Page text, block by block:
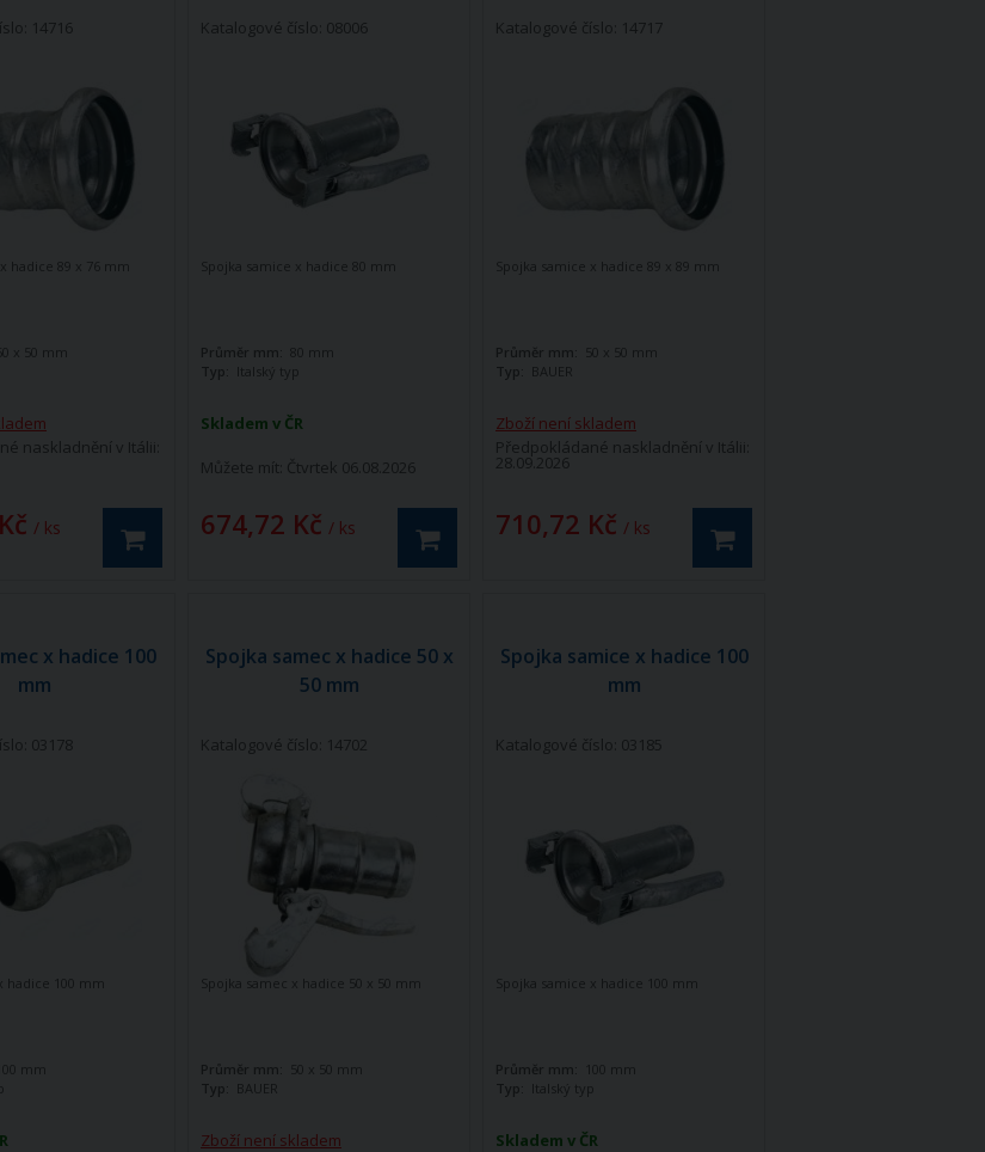
14716
naskladnění v Itálii:
/ ks
hadice 89 x 76 mm
50 x 50 mm
Katalogové číslo: 08006
Skladem v ČR
Můžete mít: Čtvrtek 06.08.2026
674,72 Kč / ks
Spojka samice x hadice 80 mm
Průměr mm:
80 mm
Typ: Italský typ
Katalogové číslo: 14717
Zboží není skladem
Předpokládané naskladnění v Itálii:
28.09.2026
710,72 Kč / ks
Spojka samice x hadice 89 x 89 mm
Průměr mm:
50 x 50 mm
Typ: BAUER
x hadice 100
mm
03178
hadice 100 mm
100 mm
Spojka samec x hadice 50 x
50 mm
Katalogové číslo: 14702
Zboží není skladem
Spojka samec x hadice 50 x 50 mm
Průměr mm:
50 x 50 mm
Typ: BAUER
Spojka samice x hadice 100
mm
Katalogové číslo: 03185
Skladem v ČR
Spojka samice x hadice 100 mm
Průměr mm:
100 mm
Typ: Italský typ